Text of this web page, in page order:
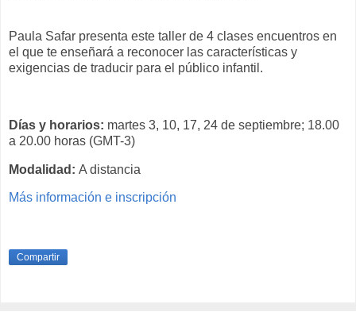
Paula Safar presenta este taller de 4 clases encuentros en
el que te enseñará a reconocer las características y
exigencias de traducir para el público infantil.
Días y horarios: martes 3, 10, 17, 24 de septiembre; 18.00
a 20.00 horas (GMT-3)
Modalidad: A distancia
Más información e inscripción
Compartir